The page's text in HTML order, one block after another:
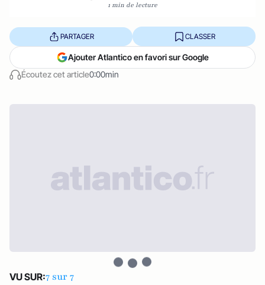
1 min de lecture
Écoutez cet article0:00min
PARTAGER CLASSER
Ajouter Atlantico en favori sur Google
VU SUR:7 sur 7